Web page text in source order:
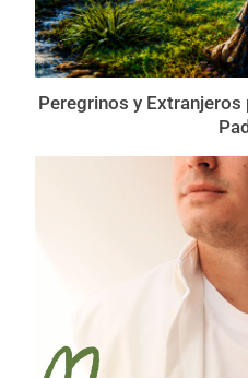
Peregrinos y Extranjeros